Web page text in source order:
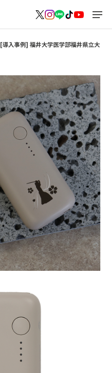
[導入事例] 福井大学医学部福井県立大